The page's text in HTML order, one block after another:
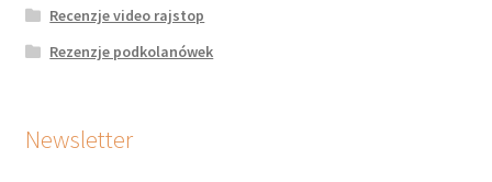
Recenzje video rajstop
Rezenzje podkolanówek
Newsletter